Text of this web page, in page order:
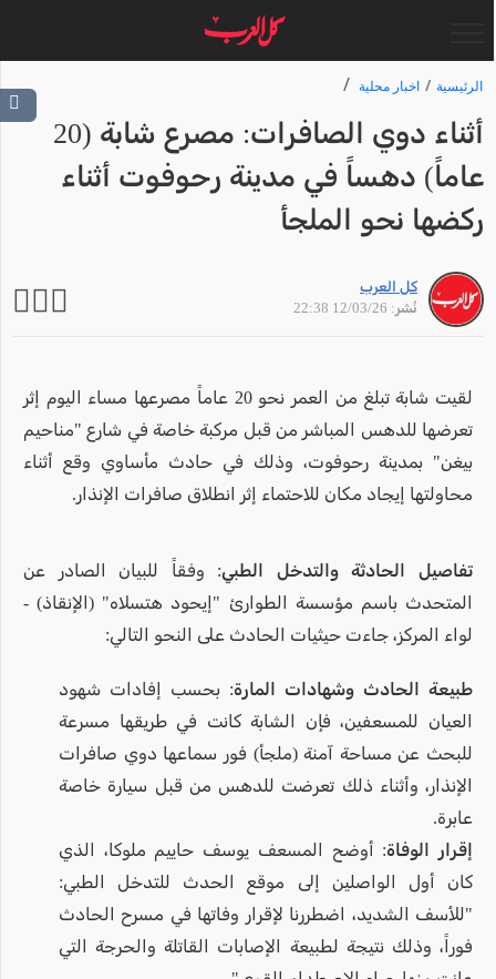
الرئيسية اخبار محلية
أثناء دوي الصافرات: مصرع شابة (20
عاماً) دهساً في مدينة رحوفوت أثناء
ركضها نحو الملجأ
كل العرب
نُشر: 12/03/26 22:38
لقيت شابة تبلغ من العمر نحو 20 عاماً مصرعها مساء اليوم إثر
تعرضها للدهس المباشر من قبل مركبة خاصة في شارع "مناحيم
بيغن" بمدينة رحوفوت، وذلك في حادث مأساوي وقع أثناء
محاولتها إيجاد مكان للاحتماء إثر انطلاق صافرات الإنذار.
تفاصيل الحادثة والتدخل الطبي:وفقاً للبيان الصادر عن
المتحدث باسم مؤسسة الطوارئ "إيحود هتسلاه" (الإنقاذ) -
لواء المركز، جاءت حيثيات الحادث على النحو التالي:
طبيعة الحادث وشهادات المارة:بحسب إفادات شهود
العيان للمسعفين، فإن الشابة كانت في طريقها مسرعة
للبحث عن مساحة آمنة (ملجأ) فور سماعها دوي صافرات
الإنذار، وأثناء ذلك تعرضت للدهس من قبل سيارة خاصة
عابرة.
إقرار الوفاة:أوضح المسعف يوسف حاييم ملوكا، الذي
كان أول الواصلين إلى موقع الحدث للتدخل الطبي:
"للأسف الشديد، اضطررنا لإقرار وفاتها في مسرح الحادث
فوراً، وذلك نتيجة لطبيعة الإصابات القاتلة والحرجة التي